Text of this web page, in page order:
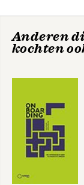
Onboarding -
managen van
Bekijk alle boeken
Anderen
kochten